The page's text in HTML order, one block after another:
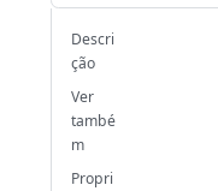
Descri
ção
Ver
també
m
Propri